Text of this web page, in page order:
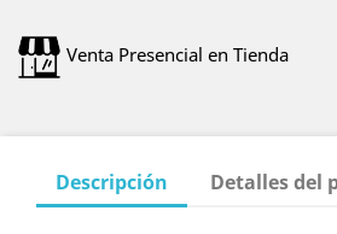
Venta Presencial en Tienda
Descripción Detalles del